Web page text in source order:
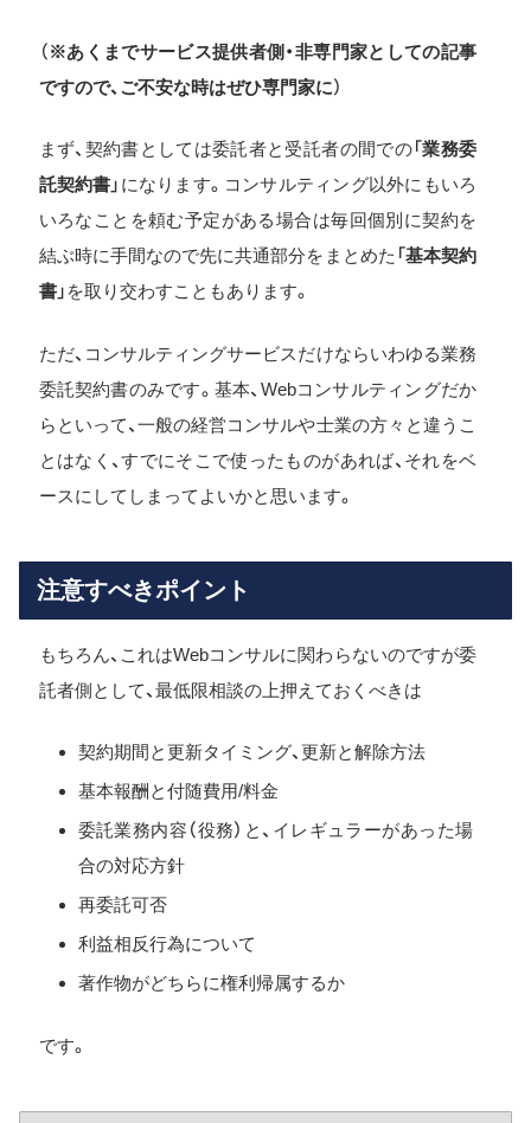
（※あくまでサービス提供者側・非専門家としての記事
ですので、ご不安な時はぜひ専門家に）
まず、契約書としては委託者と受託者の間での「業務委
託契約書 」になります。コンサルティング以外にもいろ
いろなことを頼む予定がある場合は毎回個別に契約を
結ぶ時に手間なので先に共通部分をまとめた「基本契約
書」を取り交わすこともあります。
ただ、コンサルティングサービスだけならいわゆる業務
委託契約書のみです。基本、Webコンサルティングだか
らといって、一般の経営コンサルや士業の方々と違うこ
とはなく、すでにそこで使ったものがあれば、それをベ
ースにしてしまってよいかと思います。
注意すべきポイント
もちろん、これはWebコンサルに関わらないのですが委
託者側として、最低限相談の上押えておくべきは
契約期間と更新タイミング、更新と解除方法
基本報酬と付随費用/料金
委託業務内容（役務）と、イレギュラーがあった場
合の対応方針
再委託可否
利益相反行為について
著作物がどちらに権利帰属するか
です。